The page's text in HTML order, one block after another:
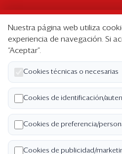
Suscripción individual
Paquetes corporativos
Edición Impresa
Nosotros
Quiénes somos
Código de ética
Términos y Condiciones
Nuestra página web utiliza
experiencia de navegación. Si
“Aceptar”.
Cookies técnicas o necesarias
Cookies de identificación/
Cookies de preferencia/
Cookies de publicidad/